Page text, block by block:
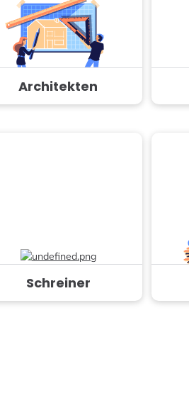
Architekten
Schreiner